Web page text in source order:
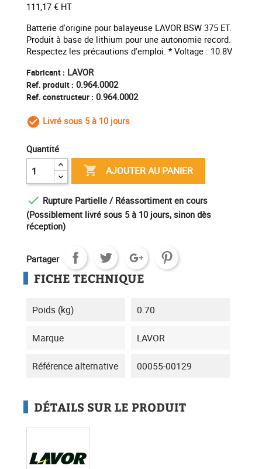
111,17 € HT
Batterie d'origine pour balayeuse LAVOR BSW 375 ET.
Produit à base de lithium pour une autonomie record.
Respectez les précautions d'emploi. * Voltage : 10.8V
Fabricant : LAVOR
Ref. produit : 0.964.0002
Ref. constructeur : 0.964.0002
check_circle_outline
Livré sous 5 à 10 jours
Quantité
 AJOUTER AU PANIER
 Rupture Partielle / Réassortiment en cours
(Possiblement livré sous 5 à 10 jours, sinon dès
réception)
Partager
FICHE TECHNIQUE
Poids (kg) 0.70
Marque LAVOR
Référence alternative 00055-00129
DÉTAILS SUR LE PRODUIT